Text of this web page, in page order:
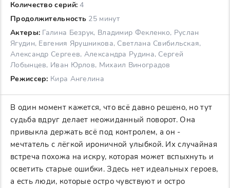
Количество серий: 4
Продолжительность 25 минут
Актеры: Галина Безрук, Владимир Фекленко, Руслан
Ягудин, Евгения Ярушникова, Светлана Свибильская,
Александр Сергеев, Александра Рудина, Сергей
Лобынцев, Иван Юрлов, Михаил Виноградов
Режиссер: Кира Ангелина
В один момент кажется, что всё давно решено, но тут
судьба вдруг делает неожиданный поворот. Она
привыкла держать всё под контролем, а он -
мечтатель с лёгкой ироничной улыбкой. Их случайная
встреча похожа на искру, которая может вспыхнуть и
осветить старые ошибки. Здесь нет идеальных героев,
а есть люди, которые остро чувствуют и остро